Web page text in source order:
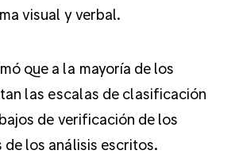
visual y verbal.
que a la mayoría de los
las escalas de clasificación
de verificación de los
de los análisis escritos.